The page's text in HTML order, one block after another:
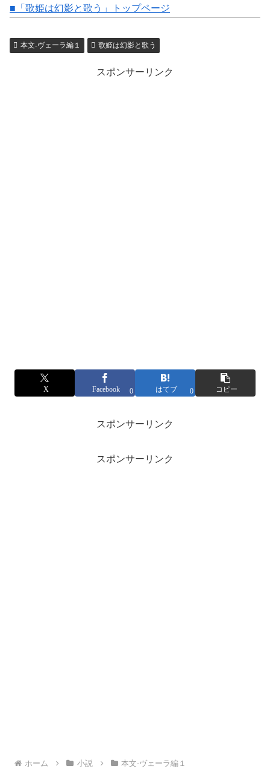
■「歌姫は幻影と歌う」トップページ
本文-ヴェーラ編１ 歌姫は幻影と歌う
スポンサーリンク
X Facebook 0 はてブ 0 コピー
スポンサーリンク
スポンサーリンク
ホーム 小説 本文-ヴェーラ編１